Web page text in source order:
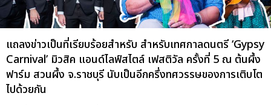
แถลงข่าวเป็นที่เรียบร้อยสำหรับ สำหรับเทศกาลดนตรี ‘Gypsy
Carnival’ มิวสิค แอนด์ไลฟ์สไตล์ เฟสติวัล ครั้งที่ 5 ณ ต้นผึ้ง
ฟาร์ม สวนผึ้ง จ.ราชบุรี นับเป็นอีกครึ่งทศวรรษของการเติบโต
ไปด้วยกัน